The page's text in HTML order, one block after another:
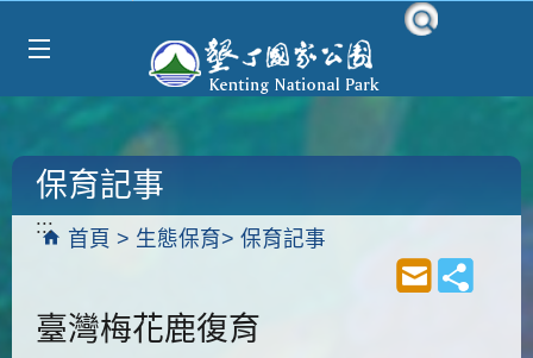
:::
首頁 生態保育 保育記事
保育記事
臺灣梅花鹿復育